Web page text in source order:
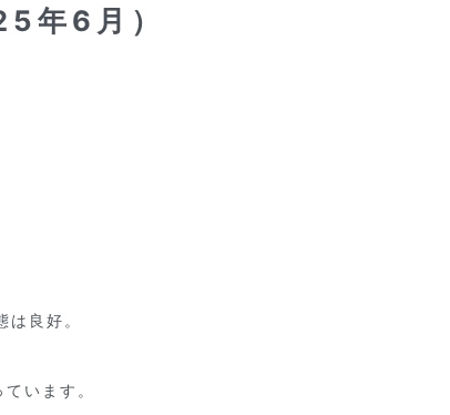
年6月）
は良好。
います。